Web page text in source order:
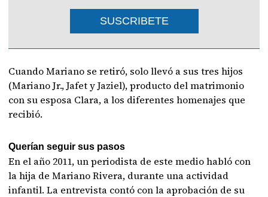
SUSCRIBETE
Cuando Mariano se retiró, solo llevó a sus tres hijos
(Mariano Jr., Jafet y Jaziel), producto del matrimonio
con su esposa Clara, a los diferentes homenajes que
recibió.
Querían seguir sus pasos
En el año 2011, un periodista de este medio habló con
la hija de Mariano Rivera, durante una actividad
infantil. La entrevista contó con la aprobación de su